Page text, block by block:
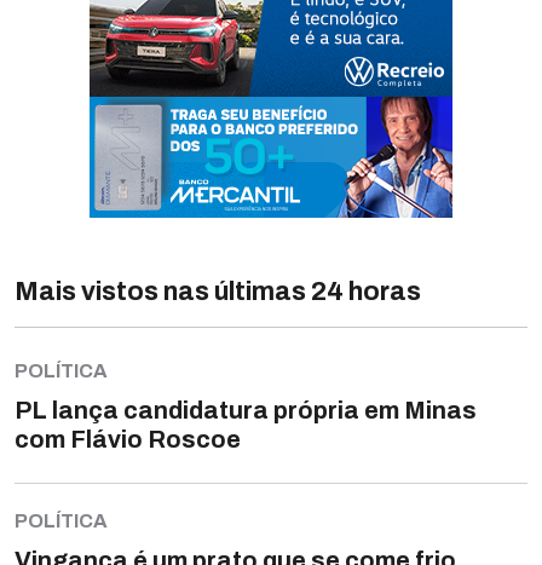
Mais vistos nas últimas 24 horas
POLÍTICA
PL lança candidatura própria em Minas
com Flávio Roscoe
POLÍTICA